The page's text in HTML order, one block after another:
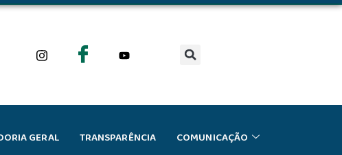
GERAL TRANSPARÊNCIA COMUNICAÇÃO